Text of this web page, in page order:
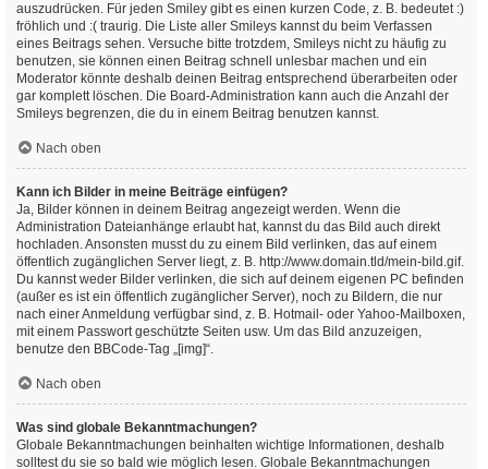
auszudrücken. Für jeden Smiley gibt es einen kurzen Code, z. B. bedeutet :)
fröhlich und :( traurig. Die Liste aller Smileys kannst du beim Verfassen
eines Beitrags sehen. Versuche bitte trotzdem, Smileys nicht zu häufig zu
benutzen, sie können einen Beitrag schnell unlesbar machen und ein
Moderator könnte deshalb deinen Beitrag entsprechend überarbeiten oder
gar komplett löschen. Die Board-Administration kann auch die Anzahl der
Smileys begrenzen, die du in einem Beitrag benutzen kannst.
Nach oben
Kann ich Bilder in meine Beiträge einfügen?
Ja, Bilder können in deinem Beitrag angezeigt werden. Wenn die
Administration Dateianhänge erlaubt hat, kannst du das Bild auch direkt
hochladen. Ansonsten musst du zu einem Bild verlinken, das auf einem
öffentlich zugänglichen Server liegt, z. B. http://www.domain.tld/mein-bild.gif.
Du kannst weder Bilder verlinken, die sich auf deinem eigenen PC befinden
(außer es ist ein öffentlich zugänglicher Server), noch zu Bildern, die nur
nach einer Anmeldung verfügbar sind, z. B. Hotmail- oder Yahoo-Mailboxen,
mit einem Passwort geschützte Seiten usw. Um das Bild anzuzeigen,
benutze den BBCode-Tag „[img]“.
Nach oben
Was sind globale Bekanntmachungen?
Globale Bekanntmachungen beinhalten wichtige Informationen, deshalb
solltest du sie so bald wie möglich lesen. Globale Bekanntmachungen